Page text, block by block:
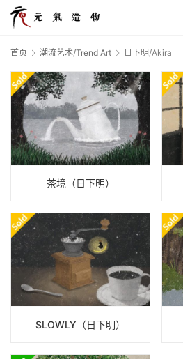
首页 潮流艺术/Trend Art 日下明/Akira
茶境（日下明）
SLOWLY（日下明）